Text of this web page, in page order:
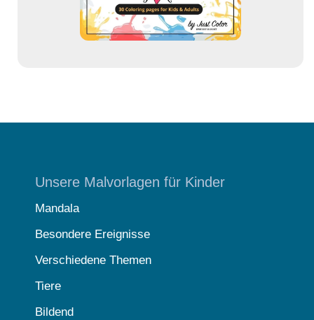
Unsere Malvorlagen für Kinder
Mandala
Besondere Ereignisse
Verschiedene Themen
Tiere
Bildend